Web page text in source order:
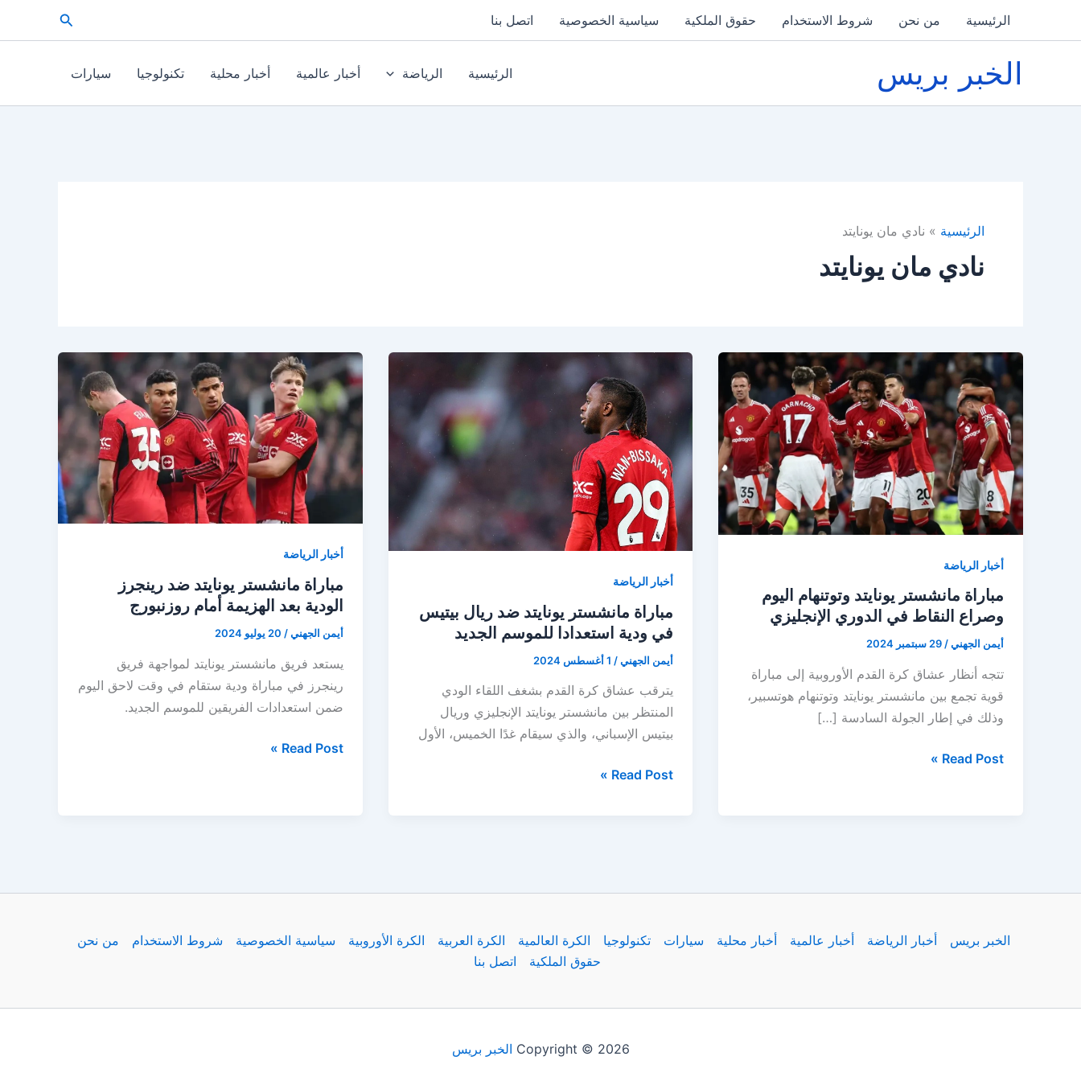
الرئيسية من نحن شروط الاستخدام حقوق الملكية سياسية الخصوصية اتصل بنا البحث
الخبر بريس الرئيسية الرياضة أخبار عالمية أخبار محلية تكنولوجيا سيارات
الرئيسية نادي مان يونايتد
نادي مان يونايتد
أخبار الرياضة
مباراة مانشستر يونايتد وتوتنهام اليوم
وصراع النقاط في الدوري الإنجليزي
أيمن الجهني/29 سبتمبر 2024
تتجه أنظار عشاق كرة القدم الأوروبية إلى مباراة
قوية تجمع بين مانشستر يونايتد وتوتنهام هوتسبير،
وذلك في إطار الجولة السادسة […]
مباراة
الإنجليزي
Read Post »
أخبار الرياضة
مباراة مانشستر يونايتد ضد ريال بيتيس
في ودية استعدادا للموسم الجديد
أيمن الجهني/ 1 أغسطس 2024
يترقب عشاق كرة القدم بشغف اللقاء الودي
المنتظر بين مانشستر يونايتد الإنجليزي وريال
بيتيس الإسباني، والذي سيقام غدًا الخميس، الأول
مباراة
استعدادا
Read Post »
أخبار الرياضة
مباراة مانشستر يونايتد ضد رينجرز
الودية بعد الهزيمة أمام روزنبورج
أيمن الجهني/ 20 يوليو 2024
يستعد فريق مانشستر يونايتد لمواجهة فريق
رينجرز في مباراة ودية ستقام في وقت لاحق اليوم
ضمن استعدادات الفريقين للموسم الجديد.
مباراة
الهزيمة
روزنبورج
Read Post »
الخبر بريس أخبار الرياضة أخبار عالمية أخبار محلية سيارات تكنولوجيا الكرة العالمية الكرة العربية الكرة الأوروبية سياسية الخصوصية شروط الاستخدام
من نحن
حقوق الملكية
اتصل بنا
Copyright © 2026 الخبر بريس